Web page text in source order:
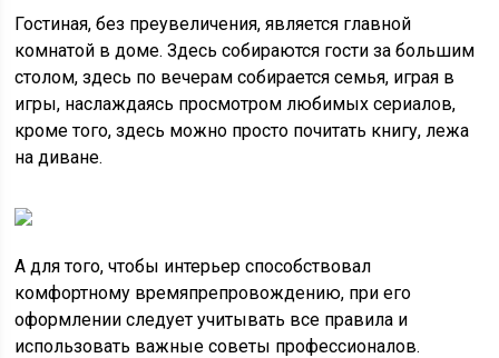
Гостиная, без преувеличения, является главной
комнатой в доме. Здесь собираются гости за большим
столом, здесь по вечерам собирается семья, играя в
игры, наслаждаясь просмотром любимых сериалов,
кроме того, здесь можно просто почитать книгу, лежа
на диване.
А для того, чтобы интерьер способствовал
комфортному времяпрепровождению, при его
оформлении следует учитывать все правила и
использовать важные советы профессионалов.